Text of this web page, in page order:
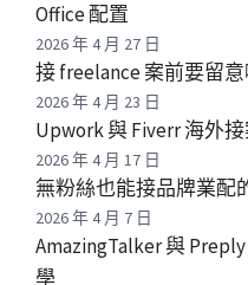
Office 配置
2026 年 4 月 27 日
接 freelance 案前要留
2026 年 4 月 23 日
Upwork 與 Fiverr 海外
2026 年 4 月 17 日
無粉絲也能接品牌業配
2026 年 4 月 7 日
AmazingTalker 與
學